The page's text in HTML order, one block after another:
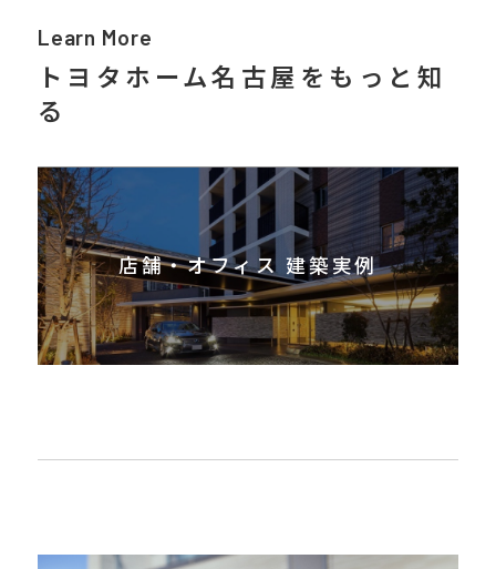
Learn More
トヨタホーム名古屋をもっと知
る
店舗・オフィス 建築実例